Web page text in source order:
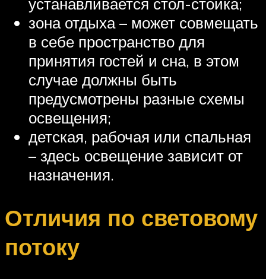
зона отдыха – может совмещать
в себе пространство для
принятия гостей и сна, в этом
случае должны быть
предусмотрены разные схемы
освещения;
детская, рабочая или спальная
– здесь освещение зависит от
назначения.
Отличия по световому
потоку